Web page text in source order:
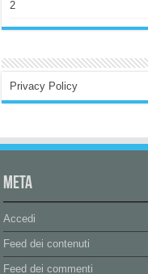
2
Privacy Policy
Meta
Accedi
Feed dei contenuti
Feed dei commenti